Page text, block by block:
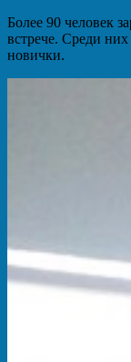
Более 90 человек
встрече. Среди
новички.